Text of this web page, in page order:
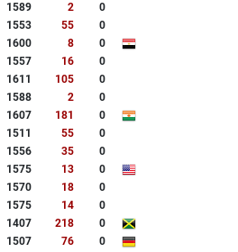
1589 2
0
1553 55
0
1600 8
0
1557 16
0
1611 105
0
1588 2
0
1607 181
0
1511 55
0
1556 35
0
1575 13
0
1570 18
0
1575 14
0
1407 218
0
1507 76
0